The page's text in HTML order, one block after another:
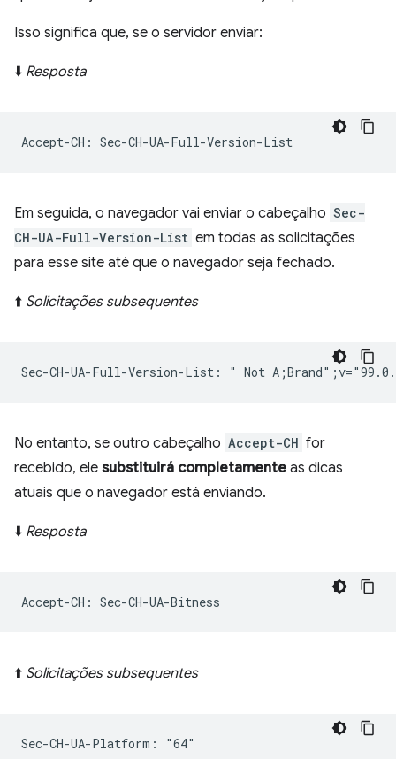
Isso significa que, se o servidor enviar:
⬇️ Resposta
Em seguida, o navegador vai enviar o cabeçalho Sec-
CH-UA-Full-Version-List em todas as solicitações
para esse site até que o navegador seja fechado.
⬆️ Solicitações subsequentes
No entanto, se outro cabeçalho Accept-CH for
recebido, ele substituirá completamente as dicas
atuais que o navegador está enviando.
⬇️ Resposta
⬆️ Solicitações subsequentes